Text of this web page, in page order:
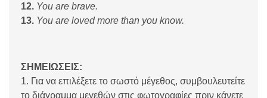
12. You are brave.
13. You are loved more than you know.
ΣΗΜΕΙΩΣΕΙΣ:
1. Για να επιλέξετε το σωστό μέγεθος, συμβουλευτείτε
το διάγραμμα μεγεθών στις φωτογραφίες πριν κάνετε